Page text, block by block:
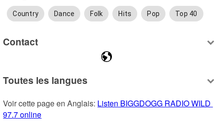
Country Dance Folk Hits Pop Top 40
Contact
Toutes les langues
Voir cette page en Anglais: Listen BIGGDOGG RADIO WILD
97.7 online